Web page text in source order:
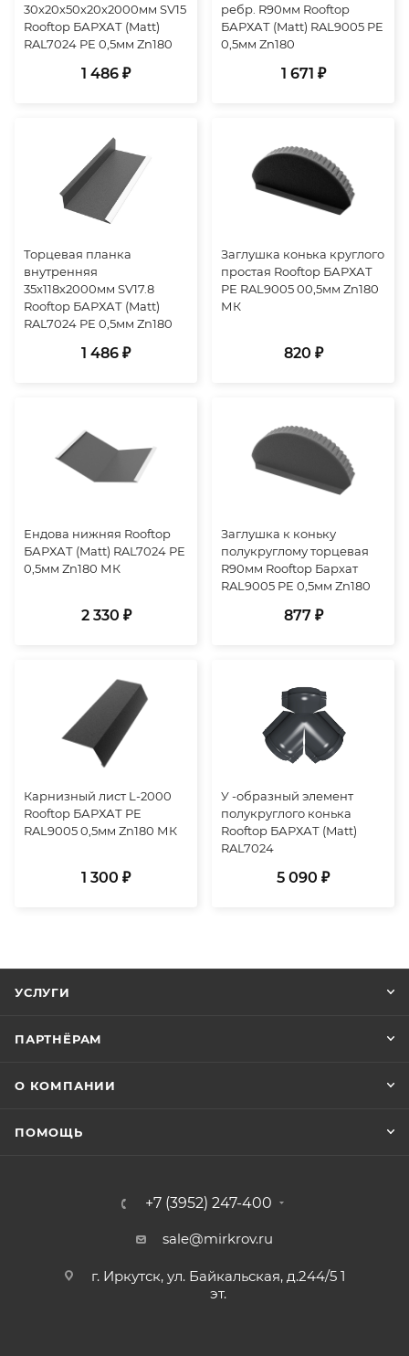
30х20х50х20х2000мм SV15
Rooftop БАРХАТ (Matt)
RAL7024 PE 0,5мм Zn180
1 486 ₽
ребр. R90мм Rooftop
БАРХАТ (Matt) RAL9005 PE
0,5мм Zn180
1 671 ₽
Торцевая планка
внутренняя
35х118х2000мм SV17.8
Rooftop БАРХАТ (Matt)
RAL7024 PE 0,5мм Zn180
1 486 ₽
Заглушка конька круглого
простая Rooftop БАРХАТ
PE RAL9005 00,5мм Zn180
МК
820 ₽
Ендова нижняя Rooftop
БАРХАТ (Matt) RAL7024 PE
0,5мм Zn180 МК
2 330 ₽
Заглушка к коньку
полукруглому торцевая
R90мм Rooftop Бархат
RAL9005 PE 0,5мм Zn180
877 ₽
Карнизный лист L-2000
Rooftop БАРХАТ PE
RAL9005 0,5мм Zn180 МК
1 300 ₽
У -образный элемент
полукруглого конька
Rooftop БАРХАТ (Matt)
RAL7024
5 090 ₽
УСЛУГИ
ПАРТНЁРАМ
О КОМПАНИИ
ПОМОЩЬ
+7 (3952) 247-400
sale@mirkrov.ru
г. Иркутск, ул. Байкальская, д.244/5 1
эт.